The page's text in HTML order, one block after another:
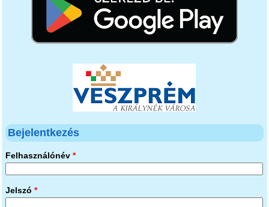
Bejelentkezés
Felhasználónév *
Jelszó *